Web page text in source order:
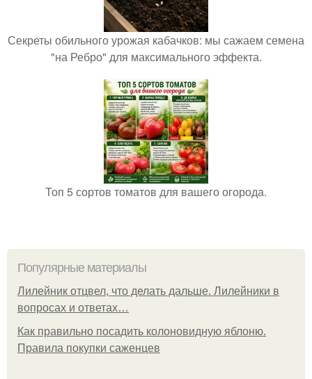
Секреты обильного урожая кабачков: мы сажаем семена
"на Ребро" для максимального эффекта.
Топ 5 сортов томатов для вашего огорода.
Популярные материалы
Лилейник отцвел, что делать дальше. Лилейники в
вопросах и ответах…
Как правильно посадить колоновидную яблоню.
Правила покупки саженцев